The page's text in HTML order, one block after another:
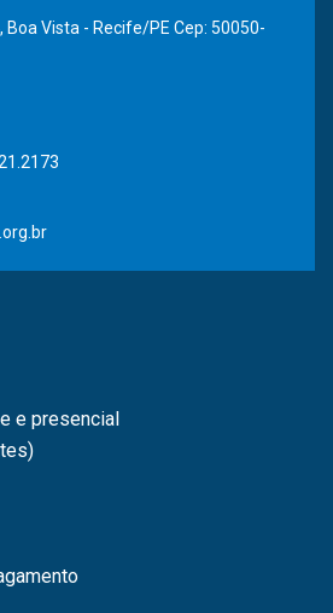
Boa Vista - Recife/PE Cep: 50050-
e presencial